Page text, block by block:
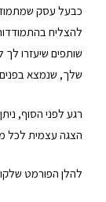
כבעל עסק
להצליח
שותפים שיעזרו
שלך, שנמצא
רגע לפני הסוף,
הצגה עצמית לכל
להלן הפורמט